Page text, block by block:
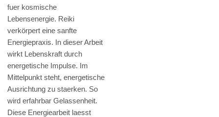
fuer kosmische
Lebensenergie. Reiki
verkörpert eine sanfte
Energiepraxis. In dieser Arbeit
wirkt Lebenskraft durch
energetische Impulse. Im
Mittelpunkt steht, energetische
Ausrichtung zu staerken. So
wird erfahrbar Gelassenheit.
Diese Energiearbeit laesst